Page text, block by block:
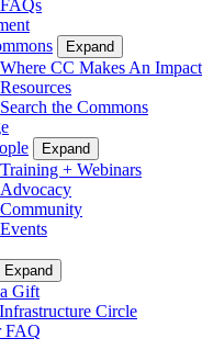
FAQs
Expand
Where CC Makes An Impact
Resources
Search the Commons
Expand
Training + Webinars
Advocacy
Community
Events
Expand
Gift
Circle
FAQ